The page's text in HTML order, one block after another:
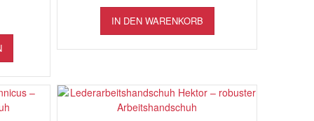
Dieses
weist
mehrere
Varianten
IN DEN WARENKORB